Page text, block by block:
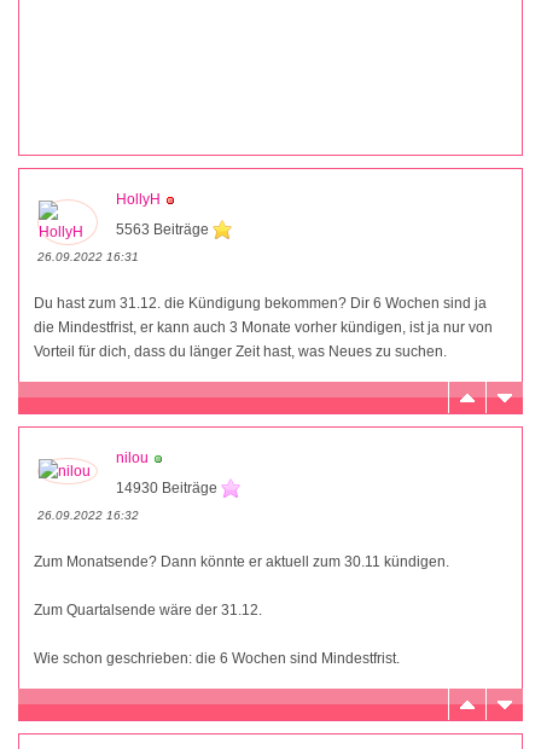
HollyH
5563 Beiträge
26.09.2022 16:31
Du hast zum 31.12. die Kündigung bekommen? Dir 6 Wochen sind ja
die Mindestfrist, er kann auch 3 Monate vorher kündigen, ist ja nur von
Vorteil für dich, dass du länger Zeit hast, was Neues zu suchen.
nilou
14930 Beiträge
26.09.2022 16:32
Zum Monatsende? Dann könnte er aktuell zum 30.11 kündigen.
Zum Quartalsende wäre der 31.12.
Wie schon geschrieben: die 6 Wochen sind Mindestfrist.